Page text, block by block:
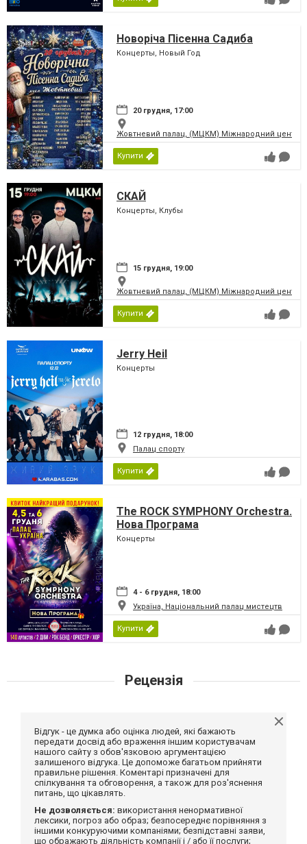
Новоріча Пісенна Садиба
Концерты, Новый Год
20 грудня, 17:00
Жовтневий палац, (МЦКМ) Міжнародний центр
Купити
СКАЙ
Концерты, Клубы
15 грудня, 19:00
Жовтневий палац, (МЦКМ) Міжнародний центр
Купити
Jerry Heil
Концерты
12 грудня, 18:00
Палац спорту
Купити
The ROCK SYMPHONY Orchestra.
Нова Програма
Концерты
4 - 6 грудня, 18:00
Україна, Національний палац мистецтв
Купити
Рецензія
Відгук - це думка або оцінка людей, які бажають
передати досвід або враження іншим користувачам
нашого сайту з обов'язковою аргументацією
залишеного відгука. Це допоможе багатьом прийняти
правильне рішення. Коментарі призначені для
спілкування та обговорення, а також для роз'яснення
питань, що цікавлять.
Не дозволяється: використання ненормативної
лексики, погроз або образ; безпосереднє порівняння з
іншими конкуруючими компаніями; безпідставні заяви,
що ображають діяльність компанії і / або її послуги;